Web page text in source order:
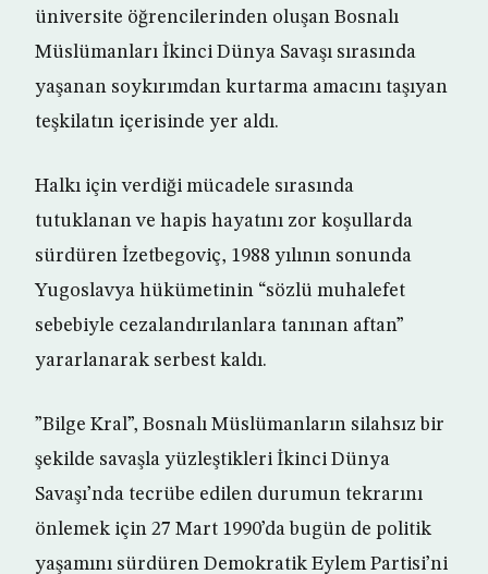
üniversite öğrencilerinden oluşan Bosnalı
Müslümanları İkinci Dünya Savaşı sırasında
yaşanan soykırımdan kurtarma amacını taşıyan
teşkilatın içerisinde yer aldı.
Halkı için verdiği mücadele sırasında
tutuklanan ve hapis hayatını zor koşullarda
sürdüren İzetbegoviç, 1988 yılının sonunda
Yugoslavya hükümetinin “sözlü muhalefet
sebebiyle cezalandırılanlara tanınan aftan”
yararlanarak serbest kaldı.
”Bilge Kral”, Bosnalı Müslümanların silahsız bir
şekilde savaşla yüzleştikleri İkinci Dünya
Savaşı’nda tecrübe edilen durumun tekrarını
önlemek için 27 Mart 1990’da bugün de politik
yaşamını sürdüren Demokratik Eylem Partisi’ni